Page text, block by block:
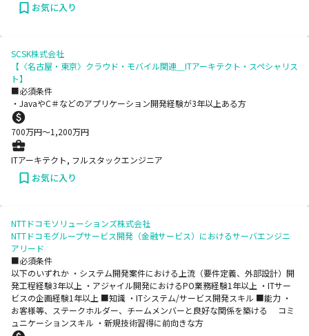
お気に入り
SCSK株式会社
【〈名古屋・東京〉クラウド・モバイル関連＿ITアーキテクト・スペシャリス
ト】
■必須条件
・JavaやC＃などのアプリケーション開発経験が3年以上ある方
700万円〜1,200万円
ITアーキテクト, フルスタックエンジニア
お気に入り
NTTドコモソリューションズ株式会社
NTTドコモグループサービス開発（金融サービス）におけるサーバエンジニ
アリード
■必須条件
以下のいずれか ・システム開発案件における上流（要件定義、外部設計）開
発工程経験3年以上 ・アジャイル開発におけるPO業務経験1年以上 ・ITサー
ビスの企画経験1年以上 ■知識 ・ITシステム/サービス開発スキル ■能力 ・
お客様等、ステークホルダー、チームメンバーと良好な関係を築ける コミ
ュニケーションスキル ・新規技術習得に前向きな方